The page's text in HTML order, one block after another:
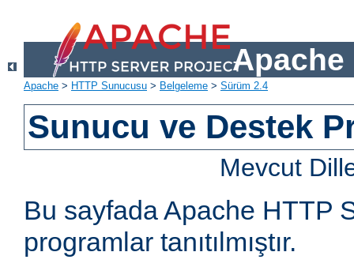
Apache
Apache > HTTP Sunucusu > Belgeleme > Sürüm 2.4
Sunucu ve Destek
Mevcut
Bu sayfada Apache HTTP
programlar tanıtılmıştır.